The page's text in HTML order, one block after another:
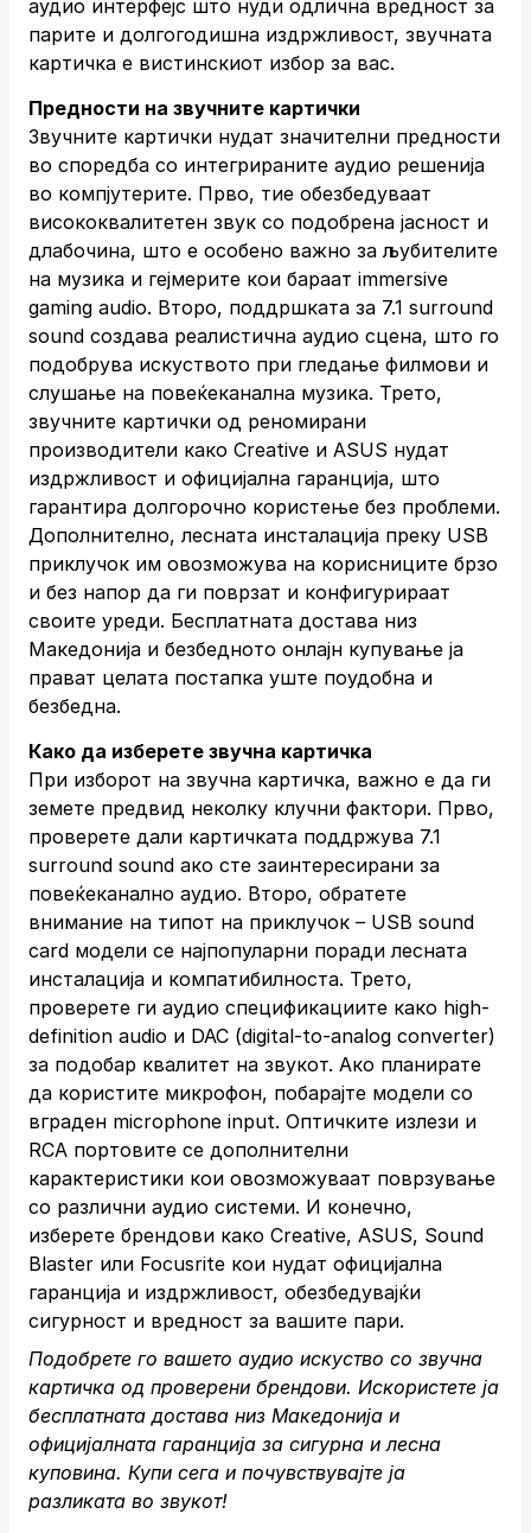
аудио интерфејс што нуди одлична вредност за
парите и долгогодишна издржливост, звучната
картичка е вистинскиот избор за вас.
Предности на звучните картички
Звучните картички нудат значителни предности
во споредба со интегрираните аудио решенија
во компјутерите. Прво, тие обезбедуваат
висококвалитетен звук со подобрена јасност и
длабочина, што е особено важно за љубителите
на музика и гејмерите кои бараат immersive
gaming audio. Второ, поддршката за 7.1 surround
sound создава реалистична аудио сцена, што го
подобрува искуството при гледање филмови и
слушање на повеќеканална музика. Трето,
звучните картички од реномирани
производители како Creative и ASUS нудат
издржливост и официјална гаранција, што
гарантира долгорочно користење без проблеми.
Дополнително, лесната инсталација преку USB
приклучок им овозможува на корисниците брзо
и без напор да ги поврзат и конфигурираат
своите уреди. Бесплатната достава низ
Македонија и безбедното онлајн купување ја
прават целата постапка уште поудобна и
безбедна.
Како да изберете звучна картичка
При изборот на звучна картичка, важно е да ги
земете предвид неколку клучни фактори. Прво,
проверете дали картичката поддржува 7.1
surround sound ако сте заинтересирани за
повеќеканално аудио. Второ, обратете
внимание на типот на приклучок – USB sound
card модели се најпопуларни поради лесната
инсталација и компатибилноста. Трето,
проверете ги аудио спецификациите како high-
definition audio и DAC (digital-to-analog converter)
за подобар квалитет на звукот. Ако планирате
да користите микрофон, побарајте модели со
вграден microphone input. Оптичките излези и
RCA портовите се дополнителни
карактеристики кои овозможуваат поврзување
со различни аудио системи. И конечно,
изберете брендови како Creative, ASUS, Sound
Blaster или Focusrite кои нудат официјална
гаранција и издржливост, обезбедувајќи
сигурност и вредност за вашите пари.
Подобрете го вашето аудио искуство со звучна
картичка од проверени брендови. Искористете ја
бесплатната достава низ Македонија и
официјалната гаранција за сигурна и лесна
куповина. Купи сега и почувствувајте ја
разликата во звукот!